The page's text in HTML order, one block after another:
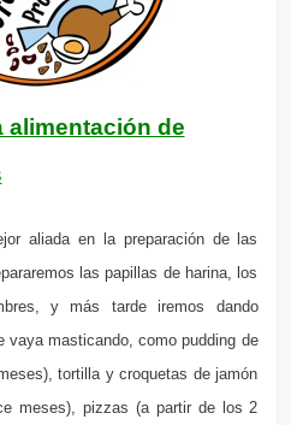
alimentación de
aliada en la preparación de las
las papillas de harina, los
y más tarde iremos dando
vaya masticando, como pudding de
tortilla y croquetas de jamón
meses), pizzas (a partir de los 2